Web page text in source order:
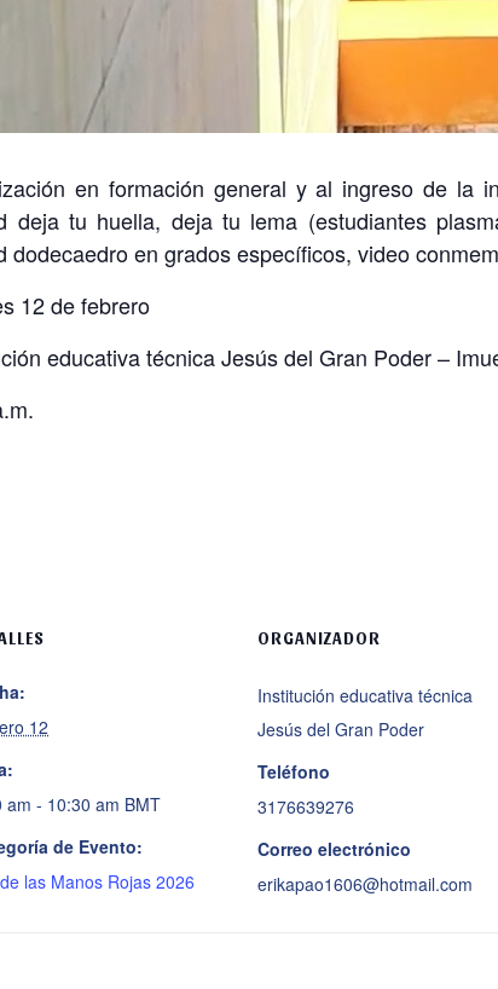
en formación general y al ingreso de la
deja tu huella, deja tu lema (estudiantes
dodecaedro en grados específicos, video
12 de febrero
educativa técnica Jesús del Gran Poder –
12
am - 10:30 am BMT
de Evento:
las Manos Rojas 2026
ORGANIZADOR
Institución educativa técnica
Jesús del Gran Poder
Teléfono
3176639276
Correo electrónico
erikapao1606@hotmail.com